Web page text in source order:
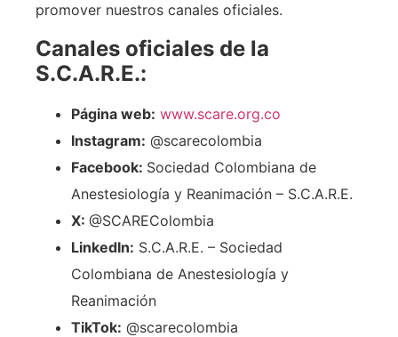
promover nuestros canales oficiales.
Canales oficiales de la
S.C.A.R.E.:
Página web: www.scare.org.co
Instagram: @scarecolombia
Facebook: Sociedad Colombiana de
Anestesiología y Reanimación – S.C.A.R.E.
X: @SCAREColombia
LinkedIn: S.C.A.R.E. – Sociedad
Colombiana de Anestesiología y
Reanimación
TikTok: @scarecolombia